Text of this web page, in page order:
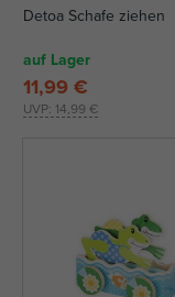
Detoa Schafe ziehen
auf Lager
UVP: 14,99 €
11,99 €